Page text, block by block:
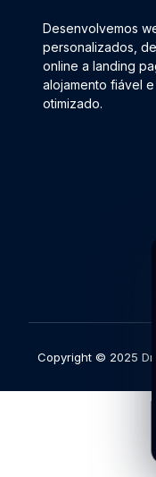
Desenvolvemos
personalizados,
online a landing
alojamento fiável
otimizado.
Copyright © 2025